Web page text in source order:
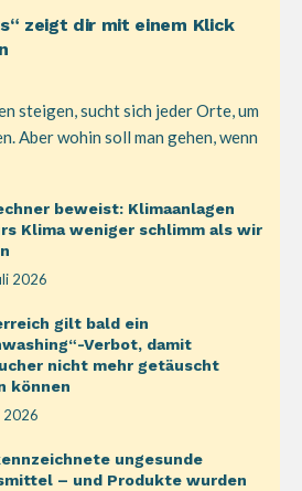
zeigt dir mit einem Klick
steigen, sucht sich jeder Orte, um
Aber wohin soll man gehen, wenn
beweist: Klimaanlagen
Klima weniger schlimm als wir
2026
gilt bald ein
Verbot, damit
nicht mehr getäuscht
können
2026
ungesunde
– und Produkte wurden